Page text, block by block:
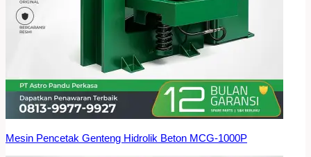
Mesin Pencetak Genteng Hidrolik Beton MCG-1000P